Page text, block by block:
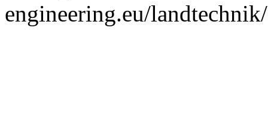
engineering.eu/